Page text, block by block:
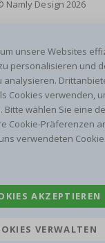
Namly Design 2026
unsere Websites
personalisieren und
Cookies verwenden,
Bitte wählen Sie eine
Cookie-Präferenzen
verwendeten
AKZEPTIEREN
VERWALTEN